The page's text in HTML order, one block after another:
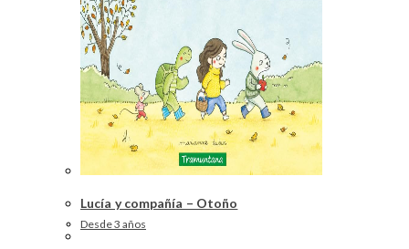
Lucía y compañía – Otoño
Desde 3 años